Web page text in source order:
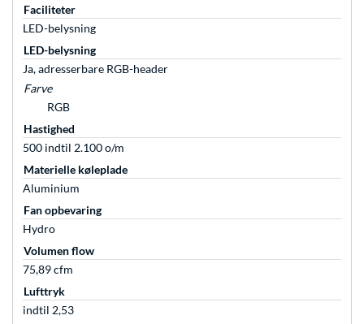
Faciliteter
LED-belysning
LED-belysning
Ja, adresserbare RGB-header
Farve
RGB
Hastighed
500 indtil 2.100 o/m
Materielle køleplade
Aluminium
Fan opbevaring
Hydro
Volumen flow
75,89 cfm
Lufttryk
indtil 2,53